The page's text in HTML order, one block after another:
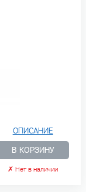
ОПИСАНИЕ
В КОРЗИНУ
✗ Нет в наличии